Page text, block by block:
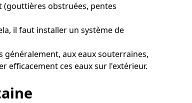
(gouttières obstruées, pentes
il faut installer un système de
généralement, aux eaux souterraines,
efficacement ces eaux sur l'extérieur.